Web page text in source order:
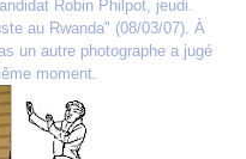
Robin Philpot, jeudi.
au Rwanda" (08/03/07). À
un autre photographe a jugé
moment.